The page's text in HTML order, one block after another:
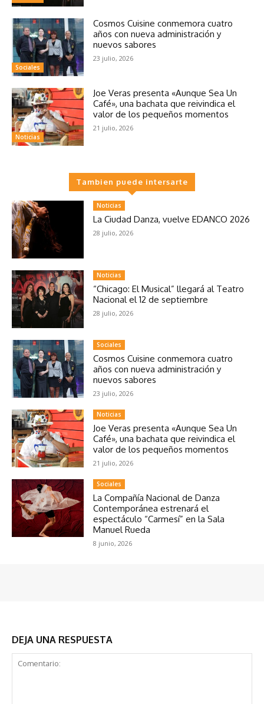
Sociales
Cosmos Cuisine conmemora cuatro
años con nueva administración y
nuevos sabores
23 julio, 2026
Noticias
Joe Veras presenta «Aunque Sea Un
Café», una bachata que reivindica el
valor de los pequeños momentos
21 julio, 2026
Tambien puede intersarte
Noticias
La Ciudad Danza, vuelve EDANCO 2026
28 julio, 2026
Noticias
“Chicago: El Musical” llegará al Teatro
Nacional el 12 de septiembre
28 julio, 2026
Sociales
Cosmos Cuisine conmemora cuatro
años con nueva administración y
nuevos sabores
23 julio, 2026
Noticias
Joe Veras presenta «Aunque Sea Un
Café», una bachata que reivindica el
valor de los pequeños momentos
21 julio, 2026
Sociales
La Compañía Nacional de Danza
Contemporánea estrenará el
espectáculo “Carmesí” en la Sala
Manuel Rueda
8 junio, 2026
DEJA UNA RESPUESTA